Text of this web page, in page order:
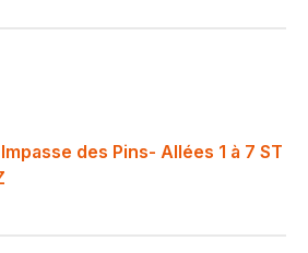
des Pins- Allées 1 à 7 ST